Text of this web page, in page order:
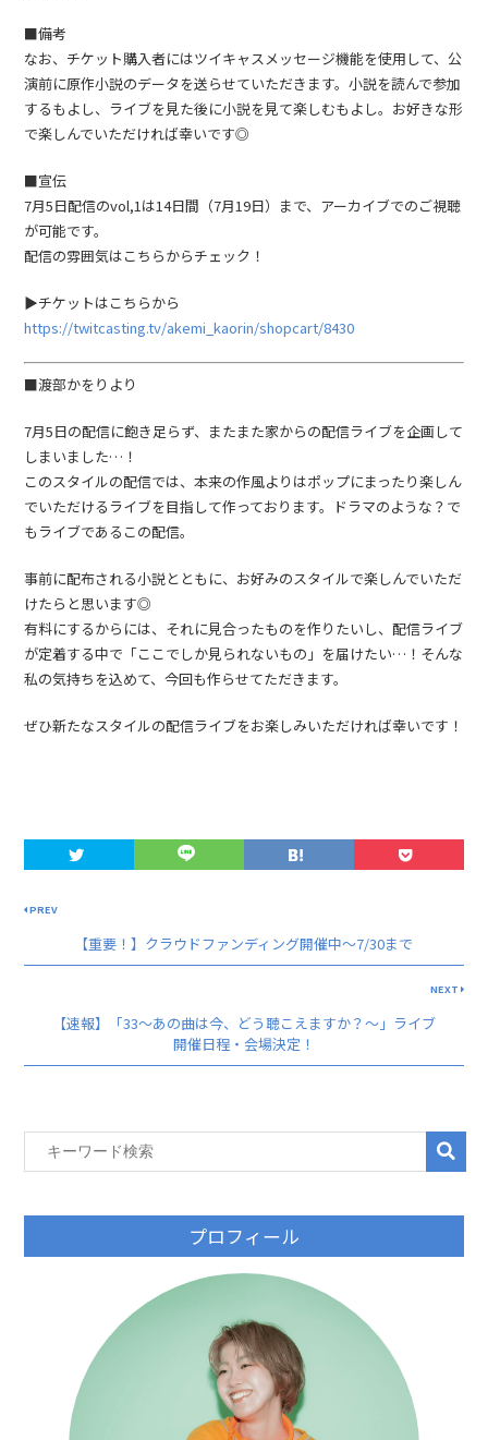
■備考
なお、チケット購入者にはツイキャスメッセージ機能を使用して、公
演前に原作小説のデータを送らせていただきます。小説を読んで参加
するもよし、ライブを見た後に小説を見て楽しむもよし。お好きな形
で楽しんでいただければ幸いです◎
■宣伝
7月5日配信のvol,1は14日間（7月19日）まで、アーカイブでのご視聴
が可能です。
配信の雰囲気はこちらからチェック！
▶︎チケットはこちらから
https://twitcasting.tv/akemi_kaorin/shopcart/8430
■渡部かをりより
7月5日の配信に飽き足らず、またまた家からの配信ライブを企画して
しまいました…！
このスタイルの配信では、本来の作風よりはポップにまったり楽しん
でいただけるライブを目指して作っております。ドラマのような？で
もライブであるこの配信。
事前に配布される小説とともに、お好みのスタイルで楽しんでいただ
けたらと思います◎
有料にするからには、それに見合ったものを作りたいし、配信ライブ
が定着する中で「ここでしか見られないもの」を届けたい…！そんな
私の気持ちを込めて、今回も作らせてただきます。
ぜひ新たなスタイルの配信ライブをお楽しみいただければ幸いです！
PREV
【重要！】クラウドファンディング開催中〜7/30まで
NEXT
【速報】「33〜あの曲は今、どう聴こえますか？〜」ライブ
開催日程・会場決定！
プロフィール